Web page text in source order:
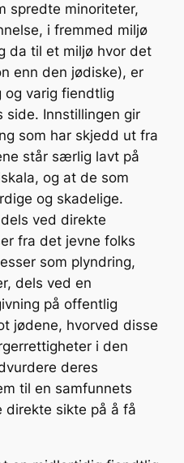
spredte minoriteter,
i fremmed miljø
da til et miljø hvor det
enn den jødiske), er
og varig fiendtlig
side. Innstillingen gir
som har skjedd ut fra
står særlig lavt på
og at de som
og skadelige.
ved direkte
fra det jevne folks
som plyndring,
dels ved en
på offentlig
jødene, hvorved disse
i den
deres
til en samfunnets
direkte sikte på å få